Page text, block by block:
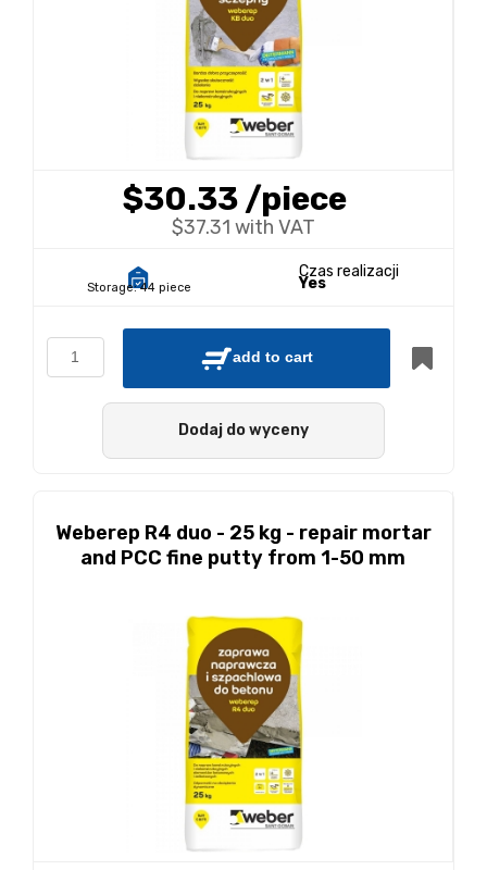
$30.33/piece
$37.31 with VAT
Storage: 44 piece
Czas realizacji
Yes
add to cart
Dodaj do wyceny
Weberep R4 duo - 25 kg - repair mortar
and PCC fine putty from 1-50 mm